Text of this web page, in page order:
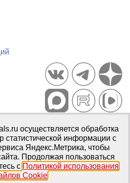
PsyJournals.ru, 2007–2026
СМИЭл № ФС77-66447 от 14 июля
осуществляется обработка
статистической информации с
Яндекс.Метрика, чтобы
Продолжая пользоваться
с Политикой использования
Cookie.